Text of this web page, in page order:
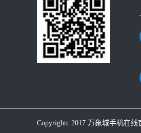
Copyrightc 2017 万象城手机在线